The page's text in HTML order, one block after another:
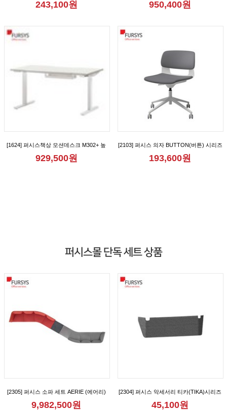
[FND712CB_FND712CBM_FND712CR_FND712CRM_FND712CRA_FND712CRAM]
243,100원 950,400원
[1624] 퍼시스책상 모션데스크 M302+ 높
이조절책상 [FKD018N]
929,500원
[2103] 퍼시스 의자 BUTTON(버튼) 시리즈
회의용 학생용 리프트업 캐스터 사무용 의
자 [CH0020MQ_CH0020MQD]
193,600원
퍼시스몰 단독 세트 상품
[2305] 퍼시스 소파 세트 AERIE (에어리)
모듈 8인 150° 형 소파 [CS61D08D]
9,982,500원
[2304] 퍼시스 악세서리 티카(TIKA)시리즈
2인용 가림판 [CGR1012M]
45,100원